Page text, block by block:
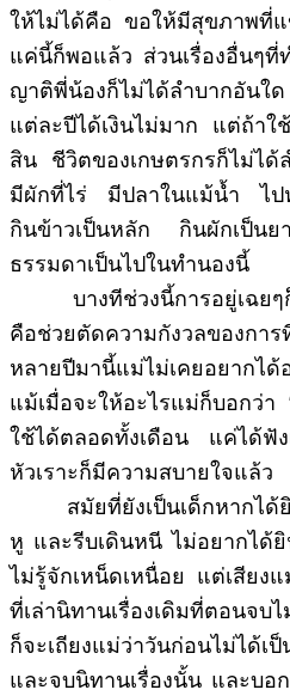
ให้ไม่ได้คือ ขอให้มีสุขภาพที่
แค่นี้ก็พอแล้ว ส่วนเรื่องอื่นๆ
ญาติพี่น้องก็ไม่ได้ลำบากอันใ
แต่ละปีได้เงินไม่มาก แต่ถ้า
สิน ชีวิตของเกษตรกรก็ไม่ไ
มีผักที่ไร่ มีปลาในแม้น้ำ ไป
กินข้าวเป็นหลัก กินผักเป็น
ธรรมดาเป็นไปในทำนองนี้
บางทีช่วงนี้การอยู่เฉย
คือช่วยตัดความกังวลของกา
หลายปีมานี้แม่ไม่เคยอยากไ
แม้เมื่อจะให้อะไรแม่ก็บอกว่า
ใช้ได้ตลอดทั้งเดือน แค่ได้ฟัง
หัวเราะก็มีความสบายใจแล้ว
สมัยที่ยังเป็นเด็กหากได้
หู และรีบเดินหนี ไม่อยากได้
ไม่รู้จักเหน็ดเหนื่อย แต่เสียง
ที่เล่านิทานเรื่องเดิมที่ตอนจ
ก็จะเถียงแม่ว่าวันก่อนไม่ไ
และจบนิทานเรื่องนั้น และบอ